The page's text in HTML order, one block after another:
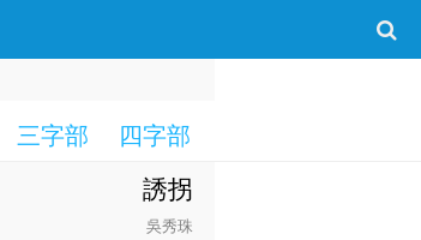
三字部 四字部
誘拐
吳秀珠